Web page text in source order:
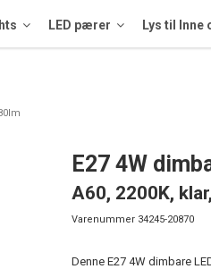
LED pærer Lys til Inne
E27 4W
A60, 2200K,
Varenummer 34245-20870
Denne E27 4W dimbare